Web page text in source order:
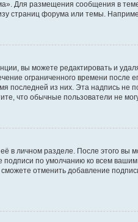
Для размещения сообщения в
страниц форума или темы.
вы можете редактировать и
ограниченного времени
последней из них. Эта надпись
что обычные пользователи не
в личном разделе. После этого вы
по умолчанию ко всем
отменить добавление